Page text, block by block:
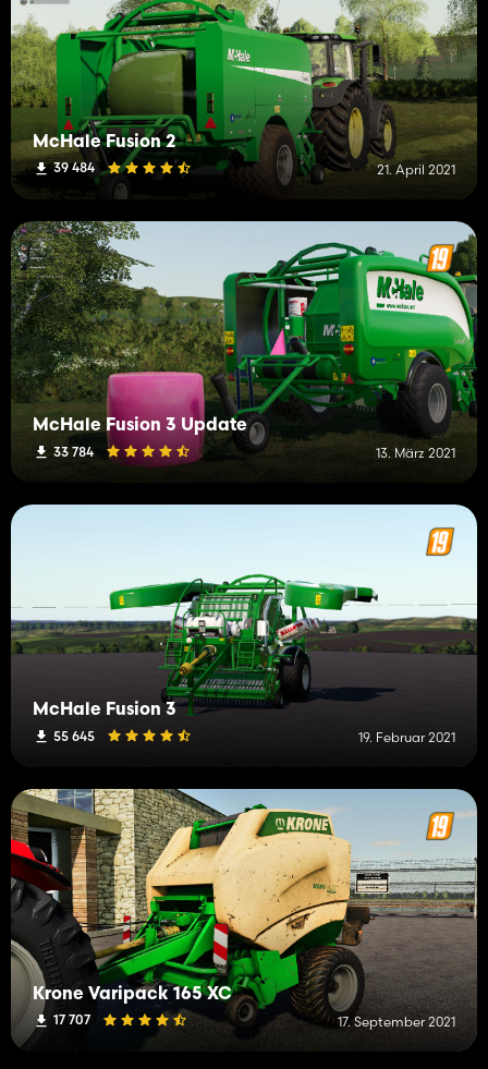
McHale Fusion 2
39 484 21. April 2021
McHale Fusion 3 Update
33 784 13. März 2021
McHale Fusion 3
55 645 19. Februar 2021
Krone Varipack 165 XC
17 707 17. September 2021